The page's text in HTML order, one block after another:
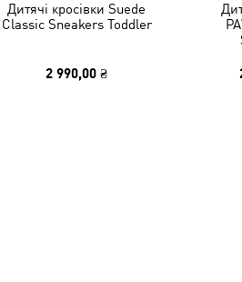
Дитячі кросівки Suede
Classic Sneakers Toddler
2 990,00 ₴